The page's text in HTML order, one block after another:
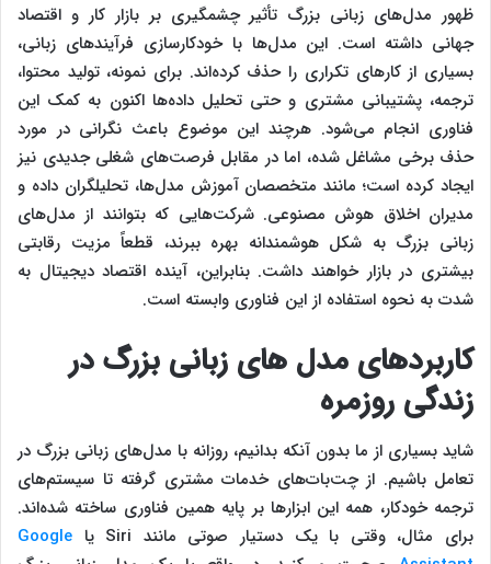
ظهور مدل‌های زبانی بزرگ تأثیر چشمگیری بر بازار کار و اقتصاد
جهانی داشته است. این مدل‌ها با خودکارسازی فرآیندهای زبانی،
بسیاری از کارهای تکراری را حذف کرده‌اند. برای نمونه، تولید محتوا،
ترجمه، پشتیبانی مشتری و حتی تحلیل داده‌ها اکنون به کمک این
فناوری انجام می‌شود. هرچند این موضوع باعث نگرانی در مورد
حذف برخی مشاغل شده، اما در مقابل فرصت‌های شغلی جدیدی نیز
ایجاد کرده است؛ مانند متخصصان آموزش مدل‌ها، تحلیلگران داده و
مدیران اخلاق هوش مصنوعی. شرکت‌هایی که بتوانند از مدل‌های
زبانی بزرگ به شکل هوشمندانه بهره ببرند، قطعاً مزیت رقابتی
بیشتری در بازار خواهند داشت. بنابراین، آینده اقتصاد دیجیتال به
شدت به نحوه استفاده از این فناوری وابسته است.
کاربردهای مدل‌ های زبانی بزرگ در
زندگی روزمره
شاید بسیاری از ما بدون آنکه بدانیم، روزانه با مدل‌های زبانی بزرگ در
تعامل باشیم. از چت‌بات‌های خدمات مشتری گرفته تا سیستم‌های
ترجمه خودکار، همه این ابزارها بر پایه همین فناوری ساخته شده‌اند.
برای مثال، وقتی با یک دستیار صوتی مانند Siri یا
Google